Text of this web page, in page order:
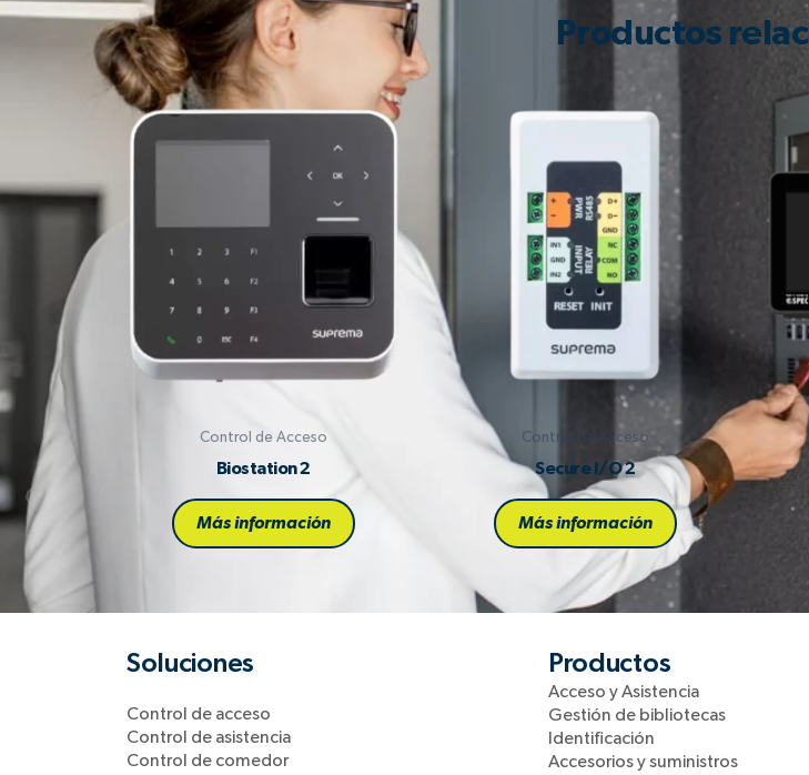
Productos
Control de Acceso
Biostation 2
Más información
Control de Acceso
Secure I/O 2
Más información
Soluciones
Control de acceso
Control de asistencia
Control de comedor
Productos
Acceso y Asistencia
Gestión de bibliotecas
Identificación
Accesorios y suministros